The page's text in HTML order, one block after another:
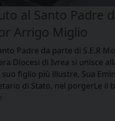
al Santo Padre
Arrigo Miglio
Padre da parte di S.E.R
Diocesi di Ivrea si unisce
suo figlio più illustre, Sua
di Stato, nel porgerLe il